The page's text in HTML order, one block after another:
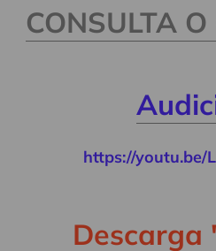
el
producto
CONSULTA
https://youtu.be/
Descarga